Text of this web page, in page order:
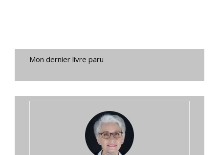
Mon dernier livre paru